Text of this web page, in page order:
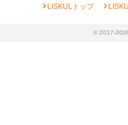
chevron_rightLISKULトップ chevron_right
© 2017-